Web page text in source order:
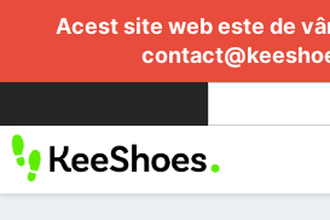
Acest site web este de